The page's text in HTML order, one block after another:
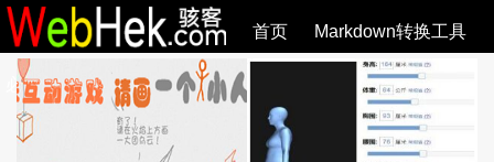
首页 Markdown转换工具
必观作品 SVG教程 SVG手册 全部文章